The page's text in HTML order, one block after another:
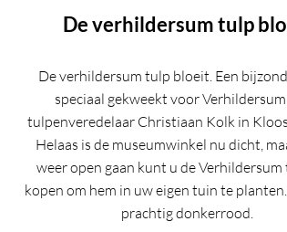
De verhildersum tulp
De verhildersum tulp bloeit. Een
speciaal gekweekt voor
tulpenveredelaar Christiaan Kolk in
Helaas is de museumwinkel nu dicht,
weer open gaan kunt u de
kopen om hem in uw eigen tuin te
prachtig donkerrood.